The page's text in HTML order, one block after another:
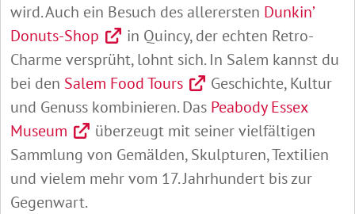
wird. Auch ein Besuch des allerersten Dunkin’
Donuts-Shop
in Quincy, der echten Retro-
Charme versprüht, lohnt sich. In Salem kannst du
bei den Salem Food Tours
Geschichte, Kultur
und Genuss kombinieren. Das Peabody Essex
Museum
überzeugt mit seiner vielfältigen
Sammlung von Gemälden, Skulpturen, Textilien
und vielem mehr vom 17. Jahrhundert bis zur
Gegenwart.